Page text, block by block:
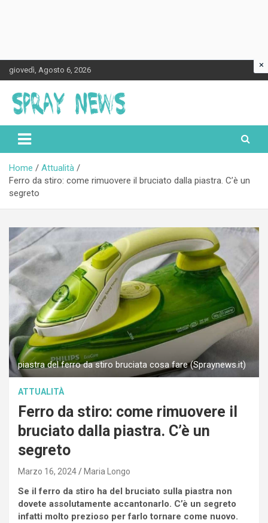
Skip
to
content
giovedì, Agosto 6, 2026
Spraynews.it
Home
Attualità
Ferro da stiro: come rimuovere il bruciato dalla piastra. C’è un
segreto
piastra del ferro da stiro bruciata cosa fare (Spraynews.it)
ATTUALITÀ
Ferro da stiro: come rimuovere il
bruciato dalla piastra. C’è un
segreto
Marzo 16, 2024 Maria Longo
Se il ferro da stiro ha del bruciato sulla piastra non
dovete assolutamente accantonarlo. C’è un segreto
infatti molto prezioso per farlo tornare come nuovo.
×